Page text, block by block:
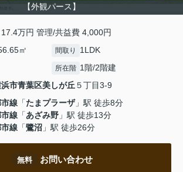
【外観パース】
万円 管理/共益費 4,000円
㎡ 間取り 1LDK
所在階 1階/2階建
市青葉区美しが丘５丁目3-9
線 「たまプラーザ」駅 徒歩8分
線 「あざみ野 」駅 徒歩13分
線 「鷺沼 」駅 徒歩26分
無料 お問い合わせ